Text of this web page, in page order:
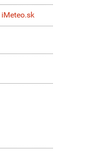
iMeteo.sk